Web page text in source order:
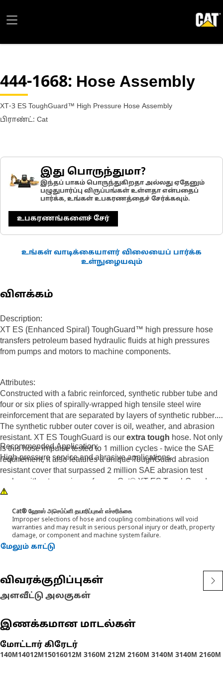
444-1668: Hose Assembly
XT-3 ES ToughGuard™ High Pressure Hose Assembly
பிராண்ட்: Cat
இது பொருந்துமா?
இந்தப் பாகம் பொருந்துகிறதா அல்லது ஏதேனும்
பழுதுபார்ப்பு விருப்பங்கள் உள்ளதா என்பதைப்
பார்க்க, உங்கள் உபகரணத்தைச் சேர்க்கவும்.
உபகரணங்களைச் சேர்
உங்கள் வாடிக்கையாளர் விலையைப் பார்க்க
உள்நுழையவும்
விளக்கம்
Description:
XT ES (Enhanced Spiral) ToughGuard™ high pressure hose
transfers petroleum based hydraulic fluids at high pressures
from pumps and motors to machine components.
Attributes:
Constructed with a fabric reinforced, synthetic rubber tube and
four or six plies of spirally-wrapped high tensile steel wire
reinforcement that are separated by layers of synthetic rubber.
The synthetic rubber outer cover is oil, weather, and abrasion
resistant. XT ES ToughGuard is our extra tough hose. Not only
is this hose impulse tested to 1 million cycles - twice the SAE
requirement, it also features a unique ToughGuard abrasion
resistant cover that surpassed 2 million SAE abrasion test
cycles without any signs of wear. Cat® XT ES ToughGuard
hose is also designed to work at half the SAE bend radius. This
hose length requirements. These features provide easier
installation, long life and excellent dependability.
Recommended Application:
High-pressure service and abrasive applications.
Cat® ஹோஸ் அசெம்ப்ளி தயாரிப்புகள் எச்சரிக்கை
Improper selections of hose and coupling combinations will void
warranties and may result in serious personal injury or death, property
damage, or component and machine system failure.
மேலும் காட்டு
விவரக்குறிப்புகள்
அளவீட்டு அலகுகள்
இணக்கமான மாடல்கள்
மோட்டார் கிரேடர்
140M14012M15016012M 3160M 212M 2160M 3140M 3140M 2160M